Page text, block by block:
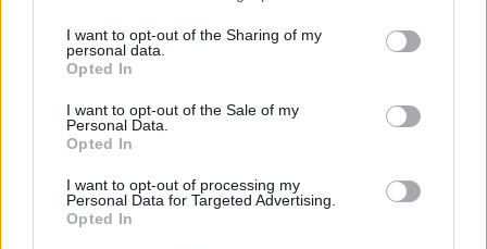
I want to opt-out of the Sharing of my
personal data.
Opted In
I want to opt-out of the Sale of my
Personal Data.
Opted In
I want to opt-out of processing my
Personal Data for Targeted Advertising.
Opted In
Safting av bærene:
platen slik at vannet begynner å koke og avgi damp.
Plasser den midterste delen av kjelen oppå vannkjelen, og
deretter den øverste delen av kjelen som fylles opp med
bærene. Både friske og frosne bær kan brukes. Jeg brukte